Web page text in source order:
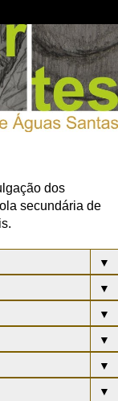
dos
secundária de
▼
▼
▼
▼
▼
▼